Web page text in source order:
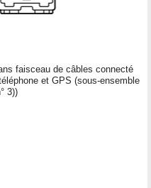
faisceau de câbles connecté
et GPS (sous-ensemble
3))